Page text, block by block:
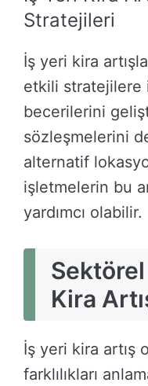
Stratejileri
İş yeri kira
etkili stratejilere
becerilerini
sözleşmelerini
alternatif
işletmelerin bu
yardımcı olabilir.
Sektörel
Kira
İş yeri kira artış
farklılıkları